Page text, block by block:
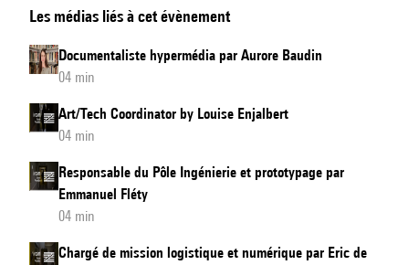
de
recherche
CNRS
Fanny
Gribensky
Les médias liés à cet évènement
Documentaliste hypermédia par Aurore Baudin
04 min
Art/Tech Coordinator by Louise Enjalbert
04 min
Responsable du Pôle Ingénierie et prototypage par
Emmanuel Fléty
04 min
Chargé de mission logistique et numérique par Eric de